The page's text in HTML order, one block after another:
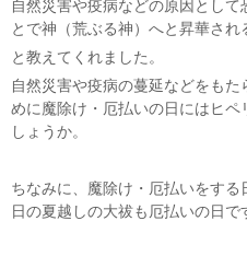
自然災害や疫病などの原因とし
とで神（荒ぶる神）へと昇華され
と教えてくれました。
自然災害や疫病の蔓延などをも
めに魔除け・厄払いの日にはヒ
しょうか。
ちなみに、魔除け・厄払いをす
日の夏越しの大祓も厄払いの日で